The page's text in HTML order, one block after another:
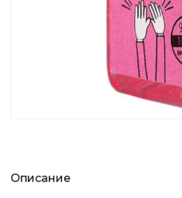
Описание